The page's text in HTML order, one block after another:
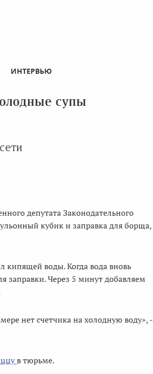
ИНТЕРВЬЮ
супы
депутата Законодательного
кубик и заправка для борща,
кипящей воды. Когда вода вновь
заправки. Через 5 минут добавляем
нет счетчика на холодную воду», -
в тюрьме.